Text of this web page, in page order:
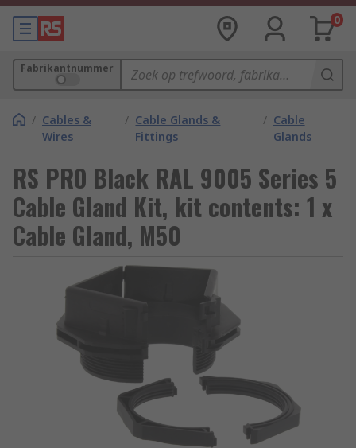
0
Fabrikantnummer
/ Cables &
Wires
/ Cable Glands &
Fittings
/ Cable
Glands
RS PRO Black RAL 9005 Series 5
Cable Gland Kit, kit contents: 1 x
Cable Gland, M50